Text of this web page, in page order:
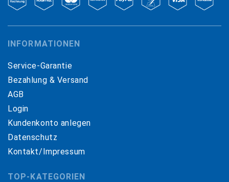
INFORMATIONEN
Service-Garantie
Bezahlung & Versand
AGB
Login
Kundenkonto anlegen
Datenschutz
Kontakt/Impressum
TOP-KATEGORIEN